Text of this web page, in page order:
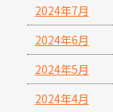
2024年7月
2024年6月
2024年5月
2024年4月